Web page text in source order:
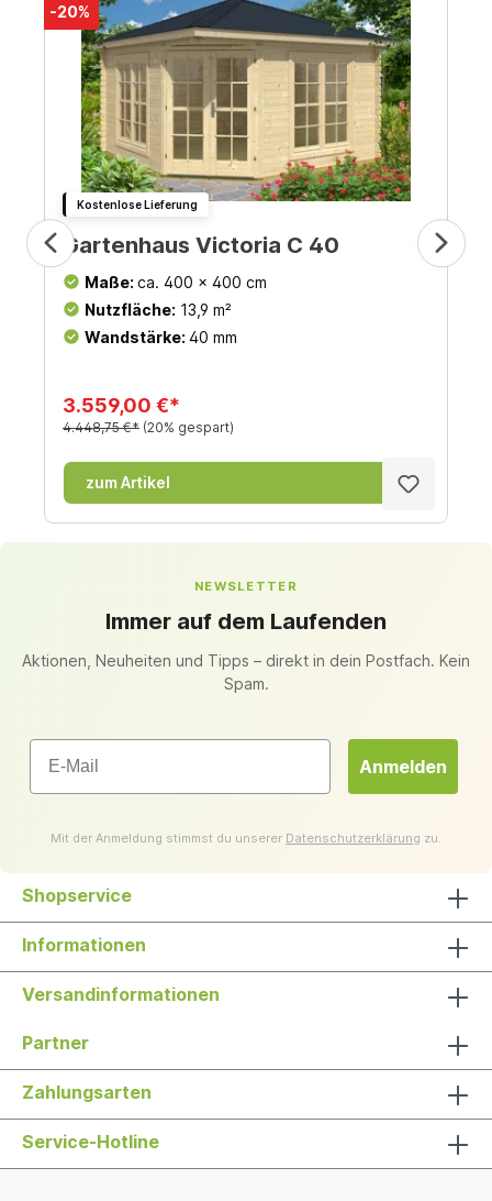
-20%
Kostenlose Lieferung
Gartenhaus Victoria C 40
Maße: ca. 400 x 400 cm
Nutzfläche: 13,9 m²
Wandstärke: 40 mm
3.559,00 €*
4.448,75 €* (20% gespart)
zum Artikel
NEWSLETTER
Immer auf dem Laufenden
Aktionen, Neuheiten und Tipps – direkt in dein Postfach. Kein
Spam.
Email
Anmelden
Mit der Anmeldung stimmst du unserer Datenschutzerklärung zu.
Shopservice
Informationen
Versandinformationen
Partner
Zahlungsarten
Service-Hotline